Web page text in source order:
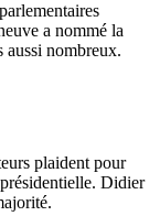
a nommé la
aussi nombreux.
plaident pour
Didier